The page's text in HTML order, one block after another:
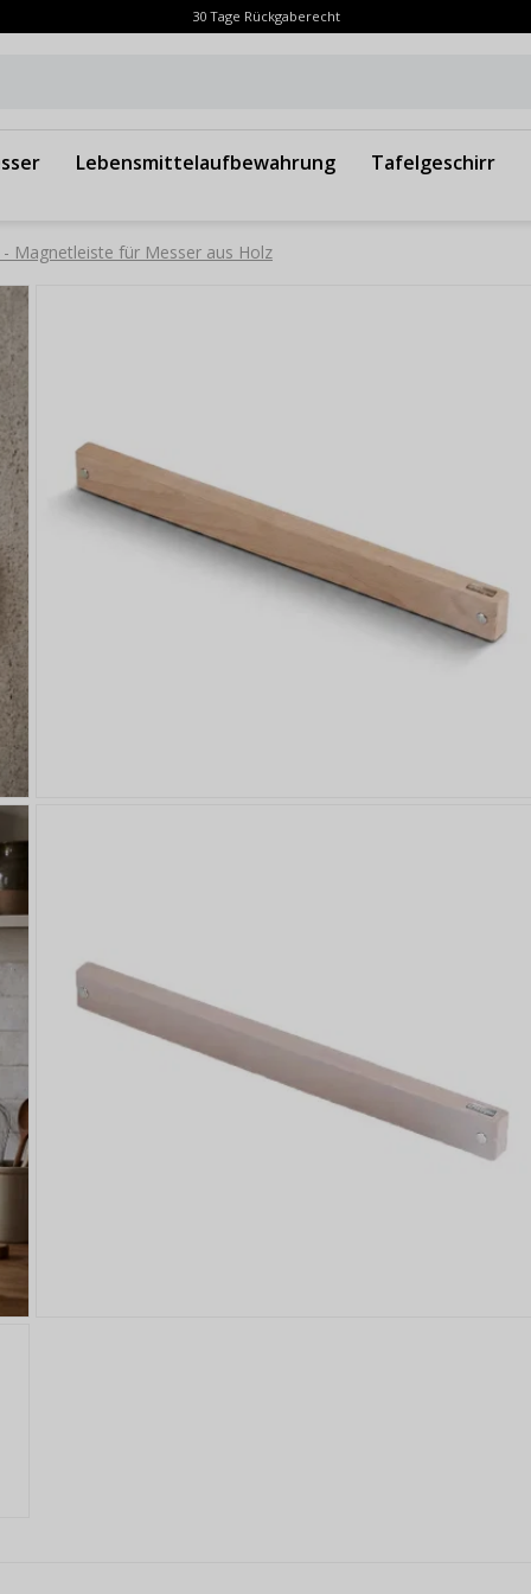
30 Tage Rückgaberecht
Lebensmittelaufbewahrung Tafelgeschirr
- Magnetleiste für Messer aus Holz